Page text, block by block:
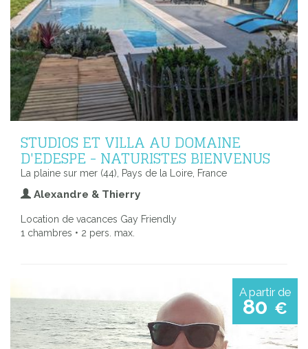
STUDIOS ET VILLA AU DOMAINE
D'EDESPE - NATURISTES BIENVENUS
La plaine sur mer (44), Pays de la Loire, France
Alexandre & Thierry
Location de vacances Gay Friendly
1 chambres • 2 pers. max.
A partir de
80 €